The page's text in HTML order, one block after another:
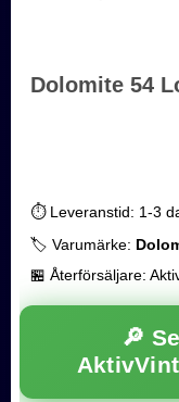
Dolomite 54
⏱️ Leveranstid: 1-3
🏷️ Varumärke:
🏪 Återförsäljare:
🔎